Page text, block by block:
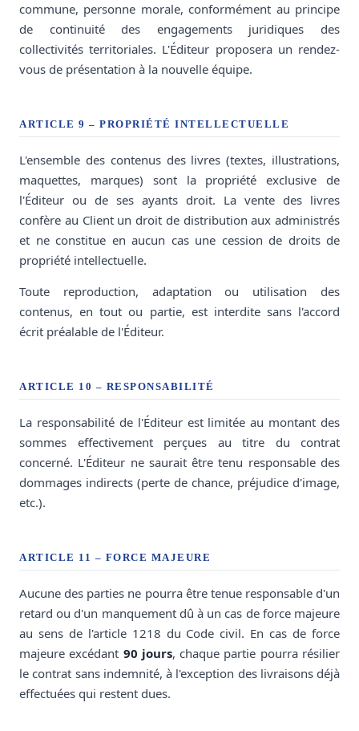
commune, personne morale, conformément au principe
de continuité des engagements juridiques des
collectivités territoriales. L'Éditeur proposera un rendez-
vous de présentation à la nouvelle équipe.
ARTICLE 9 – PROPRIÉTÉ INTELLECTUELLE
L'ensemble des contenus des livres (textes, illustrations,
maquettes, marques) sont la propriété exclusive de
l'Éditeur ou de ses ayants droit. La vente des livres
confère au Client un droit de distribution aux administrés
et ne constitue en aucun cas une cession de droits de
propriété intellectuelle.
Toute reproduction, adaptation ou utilisation des
contenus, en tout ou partie, est interdite sans l'accord
écrit préalable de l'Éditeur.
ARTICLE 10 – RESPONSABILITÉ
La responsabilité de l'Éditeur est limitée au montant des
sommes effectivement perçues au titre du contrat
concerné. L'Éditeur ne saurait être tenu responsable des
dommages indirects (perte de chance, préjudice d'image,
etc.).
ARTICLE 11 – FORCE MAJEURE
Aucune des parties ne pourra être tenue responsable d'un
retard ou d'un manquement dû à un cas de force majeure
au sens de l'article 1218 du Code civil. En cas de force
majeure excédant 90 jours, chaque partie pourra résilier
le contrat sans indemnité, à l'exception des livraisons déjà
effectuées qui restent dues.